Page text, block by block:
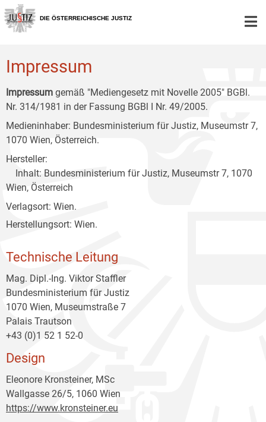
Zur
Hauptnavigation
[1]
Zum
Inhalt
[2]
Zum
Untermenü
[3]
DIE ÖSTERREICHISCHE JUSTIZ
Impressum
Impressum gemäß "Mediengesetz mit Novelle 2005" BGBl.
Nr. 314/1981 in der Fassung BGBl I Nr. 49/2005.
Medieninhaber: Bundesministerium für Justiz, Museumstr 7,
1070 Wien, Österreich.
Hersteller:
Inhalt: Bundesministerium für Justiz, Museumstr 7, 1070
Wien, Österreich
Verlagsort: Wien.
Herstellungsort: Wien.
Technische Leitung
Mag. Dipl.-Ing. Viktor Staffler
Bundesministerium für Justiz
1070 Wien, Museumstraße 7
Palais Trautson
+43 (0)1 52 1 52-0
Design
Eleonore Kronsteiner, MSc
Wallgasse 26/5, 1060 Wien
https://www.kronsteiner.eu